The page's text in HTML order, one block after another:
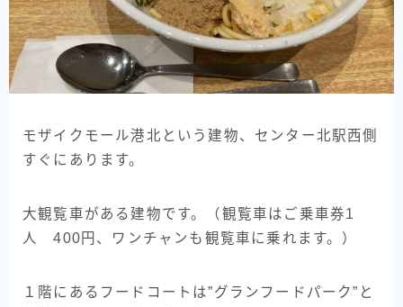
モザイクモール港北という建物、センター北駅西側
すぐにあります。
大観覧車がある建物です。（観覧車はご乗車券1
人 400円、ワンチャンも観覧車に乗れます。）
１階にあるフードコートは”グランフードパーク”と